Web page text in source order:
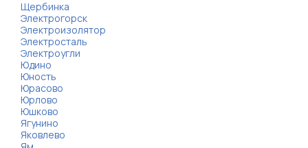
Щербинка
Электрогорск
Электроизолятор
Электросталь
Электроугли
Юдино
Юность
Юрасово
Юрлово
Юшково
Ягунино
Яковлево